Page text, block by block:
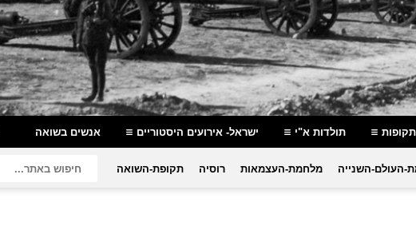
תקופות תולדות א"י ישראל- אירועים היסטוריים אנשים בשואה
העולם-השנייה מלחמת-העצמאות רוסיה תקופת-השואה